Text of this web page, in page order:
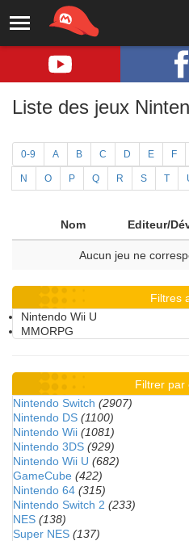
Liste des jeux
0-9 A B C D E F
N O P Q R S T
Nom Editeur/
Aucun jeu ne
Filtres
Nintendo Wii U
MMORPG
Filtrer par
Nintendo Switch (2907)
Nintendo DS (1100)
Nintendo Wii (1081)
Nintendo 3DS (929)
Nintendo Wii U (682)
GameCube (422)
Nintendo 64 (315)
Nintendo Switch 2 (233)
NES (138)
Super NES (137)